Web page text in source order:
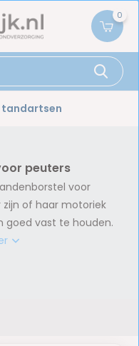
0
tandartsen
peuters
voor
of haar motoriek
goed vast te houden.